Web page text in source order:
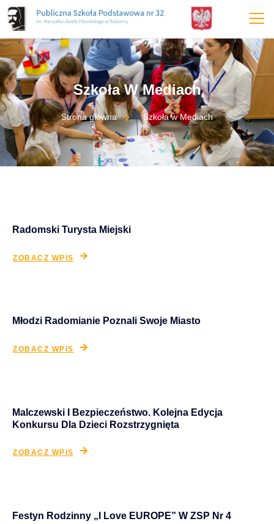
treści
Szkoła W Mediach
Strona główna Szkoła w Mediach
Radomski Turysta Miejski
ZOBACZ WPIS
Młodzi Radomianie Poznali Swoje Miasto
ZOBACZ WPIS
Malczewski I Bezpieczeństwo. Kolejna Edycja
Konkursu Dla Dzieci Rozstrzygnięta
ZOBACZ WPIS
Festyn Rodzinny „I Love EUROPE” W ZSP Nr 4